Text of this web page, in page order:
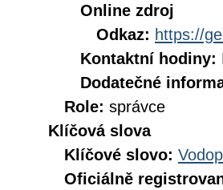
Online zdroj
Odkaz: https://
Kontaktní hodiny:
Dodatečné
Role: správce
Klíčová slova
Klíčové slovo:
Oficiálně